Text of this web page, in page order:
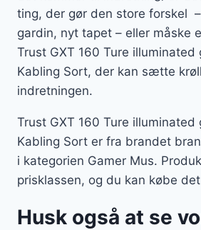
ting, der gør den store forskel
gardin, nyt tapet – eller måske
Trust GXT 160 Ture illuminated
Kabling Sort, der kan sætte
indretningen.
Trust GXT 160 Ture illuminated
Kabling Sort er fra brandet
i kategorien Gamer Mus.
prisklassen, og du kan købe
Husk også at se